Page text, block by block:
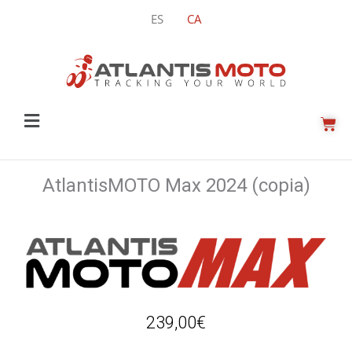
ES CA
Main
AtlantisMOTO Max 2024 (copia)
239,00€